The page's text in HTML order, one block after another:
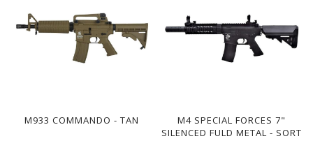
M933 COMMANDO - TAN
M4 SPECIAL FORCES 7"
SILENCED FULD METAL - SORT